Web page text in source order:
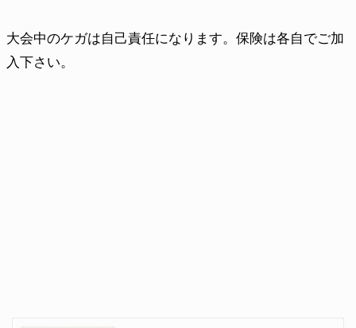
大会中のケガは自己責任になります。保険は各自でご加
入下さい。